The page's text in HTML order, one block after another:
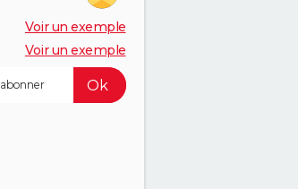
Voir un exemple
Voir un exemple